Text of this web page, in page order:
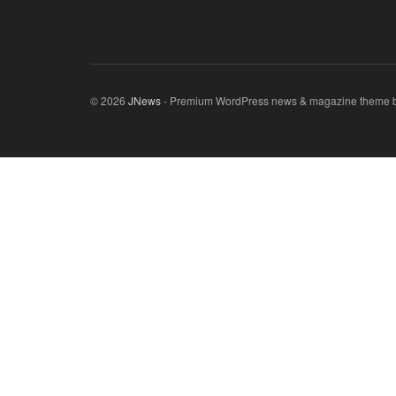
© 2026 JNews- Premium WordPress news & magazine theme